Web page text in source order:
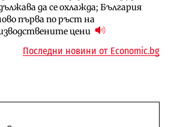
да се охлажда; България
първа по ръст на
цени
Какво предстои?
и системните интегратори
Последни новини от Economic.bg